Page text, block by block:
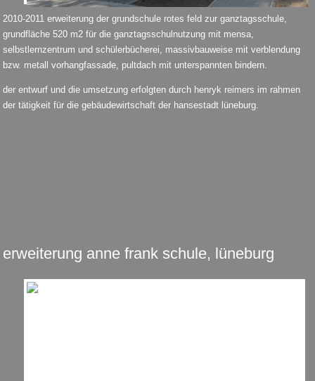
2010-2011 erweiterung der grundschule rotes feld zur ganztagsschule,
grundfläche 520 m2 für die ganztagsschulnutzung mit mensa,
selbstlernzentrum und schülerbücherei, massivbauweise mit verblendung
bzw. metall vorhangfassade, pultdach mit unterspannten bindern.
der entwurf und die umsetzung erfolgten durch henryk reimers im rahmen
der tätigkeit für die gebäudewirtschaft der hansestadt lüneburg.
erweiterung anne frank schule, lüneburg